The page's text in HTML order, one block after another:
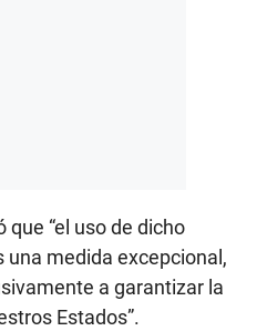
“el uso de dicho
una medida excepcional,
a garantizar la
Estados”.